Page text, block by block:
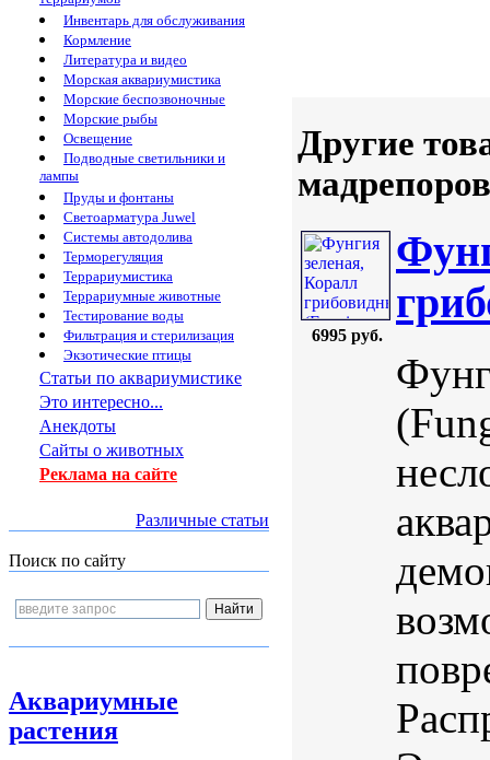
Инвентарь для обслуживания
Кормление
Литература и видео
Морская аквариумистика
Морские беспозвоночные
Морские рыбы
Освещение
Подводные светильники и
лампы
Пруды и фонтаны
Светоарматура Juwel
Системы автодолива
Терморегуляция
Террариумистика
Террариумные животные
Тестирование воды
Фильтрация и стерилизация
Экзотические птицы
Статьи по аквариумистике
Это интересно...
Анекдоты
Сайты о животных
Реклама на сайте
Различные статьи
Поиск по сайту
Аквариумные
растения
Другие
6995 руб.